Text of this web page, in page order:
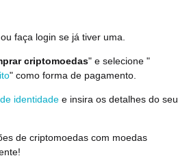
faça login se já tiver uma.
criptomoedas" e selecione "
" como forma de pagamento.
identidade e insira os detalhes do seu
de criptomoedas com moedas